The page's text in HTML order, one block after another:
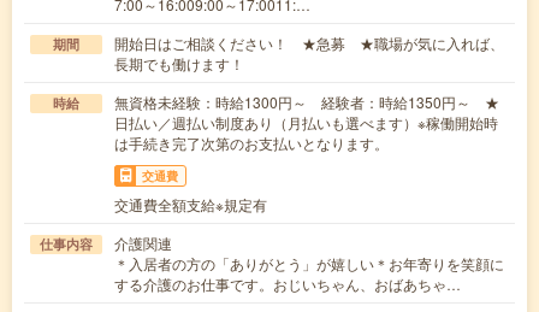
7:00～16:009:00～17:0011:…
期間
開始日はご相談ください！ ★急募 ★職場が気に入れば、
長期でも働けます！
時給
無資格未経験：時給1300円～ 経験者：時給1350円～ ★
日払い／週払い制度あり（月払いも選べます）※稼働開始時
は手続き完了次第のお支払いとなります。
交通費
交通費全額支給※規定有
仕事内容
介護関連
＊入居者の方の「ありがとう」が嬉しい＊お年寄りを笑顔に
する介護のお仕事です。おじいちゃん、おばあちゃ…